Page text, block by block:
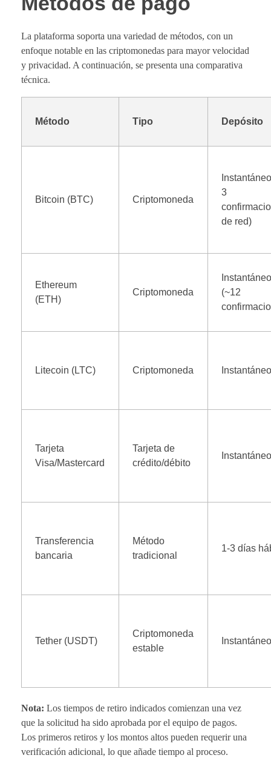
La plataforma soporta una variedad de métodos, con un
enfoque notable en las criptomonedas para mayor velocidad
y privacidad. A continuación, se presenta una comparativa
técnica.
Método Tipo Depósito
Bitcoin (BTC) Criptomoneda
3
de red)
Ethereum
(ETH)
Criptomoneda
(~12
Litecoin (LTC) Criptomoneda
Tarjeta
Visa/Mastercard
Tarjeta de
crédito/débito
Transferencia
bancaria
Método
tradicional
1-3 días
Tether (USDT)
Criptomoneda
estable
Nota: Los tiempos de retiro indicados comienzan una vez
que la solicitud ha sido aprobada por el equipo de pagos.
Los primeros retiros y los montos altos pueden requerir una
verificación adicional, lo que añade tiempo al proceso.